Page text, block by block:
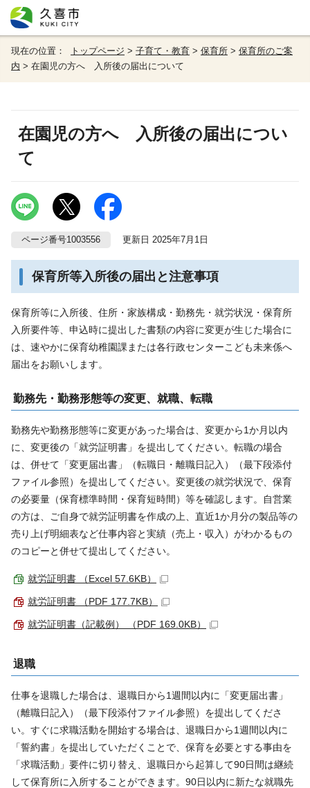
現在の位置： トップページ > 子育て・教育 > 保育所 > 保育所のご案
内 > 在園児の方へ 入所後の届出について
在園児の方へ 入所後の届出につい
て
ページ番号1003556 更新日 2025年7月1日
保育所等入所後の届出と注意事項
保育所等に入所後、住所・家族構成・勤務先・就労状況・保育所
入所要件等、申込時に提出した書類の内容に変更が生じた場合に
は、速やかに保育幼稚園課または各行政センターこども未来係へ
届出をお願いします。
勤務先・勤務形態等の変更、就職、転職
勤務先や勤務形態等に変更があった場合は、変更から1か月以内
に、変更後の「就労証明書」を提出してください。転職の場合
は、併せて「変更届出書」（転職日・離職日記入）（最下段添付
ファイル参照）を提出してください。変更後の就労状況で、保育
の必要量（保育標準時間・保育短時間）等を確認します。自営業
の方は、ご自身で就労証明書を作成の上、直近1か月分の製品等の
売り上げ明細表など仕事内容と実績（売上・収入）がわかるもの
のコピーと併せて提出してください。
就労証明書 （Excel 57.6KB）
就労証明書 （PDF 177.7KB）
就労証明書（記載例） （PDF 169.0KB）
退職
仕事を退職した場合は、退職日から1週間以内に「変更届出書」
（離職日記入）（最下段添付ファイル参照）を提出してくださ
い。すぐに求職活動を開始する場合は、退職日から1週間以内に
「誓約書」を提出していただくことで、保育を必要とする事由を
「求職活動」要件に切り替え、退職日から起算して90日間は継続
して保育所に入所することができます。90日以内に新たな就職先